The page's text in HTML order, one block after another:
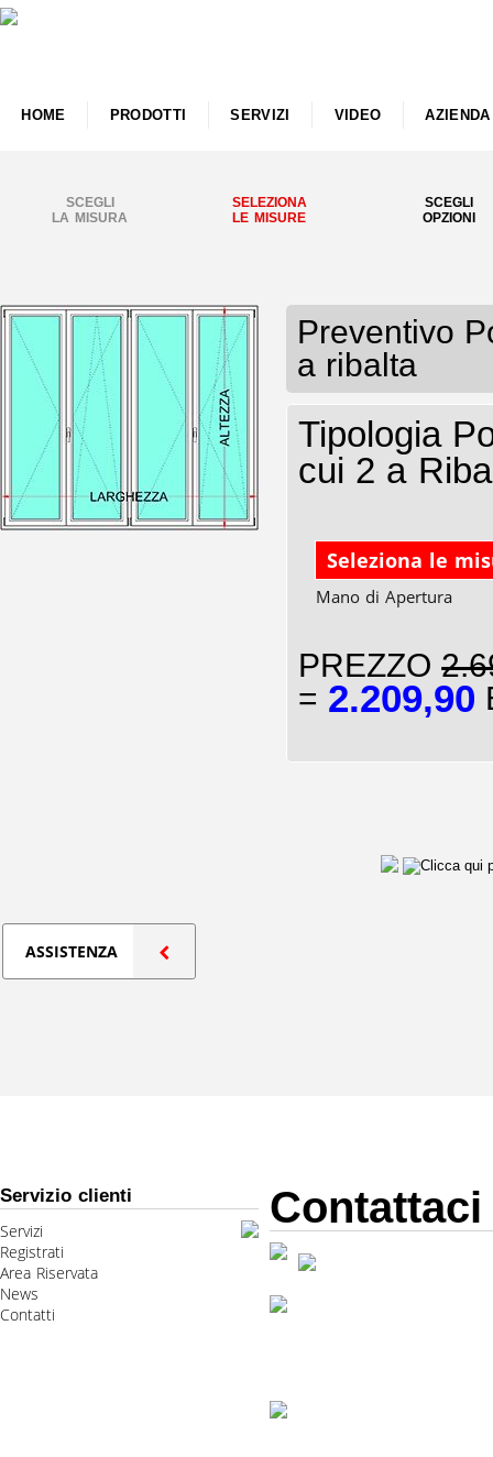
HOME PRODOTTI SERVIZI VIDEO AZIENDA
SCEGLI
LA MISURA
SELEZIONA
LE MISURE
SCEGLI
OPZIONI
Preventivo
a ribalta
Tipologia
cui 2 a
Seleziona le
Mano di Apertura
PREZZO
= 2.209,90
ASSISTENZA
Servizio clienti
Servizi
Registrati
Area Riservata
News
Contatti
Contattaci